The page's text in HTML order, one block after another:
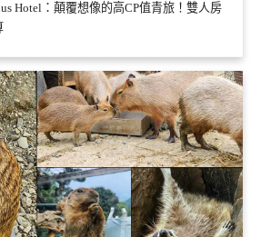
Hotel：顛覆想像的高CP值青旅！雙人房